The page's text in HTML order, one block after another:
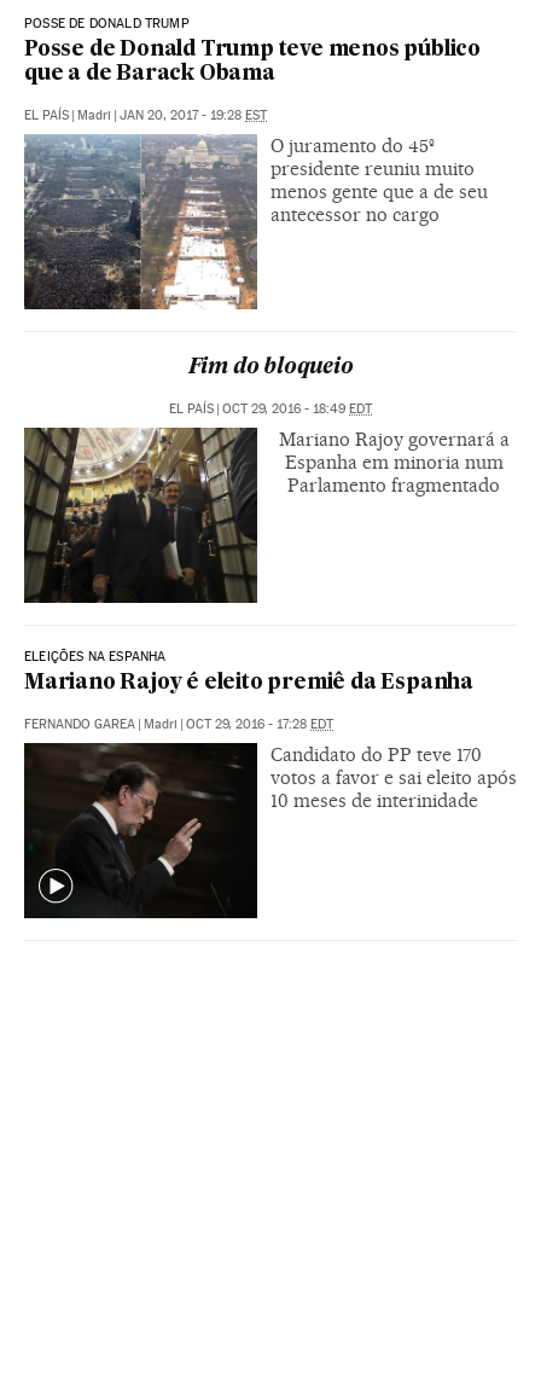
POSSE DE DONALD TRUMP
Posse de Donald Trump teve menos público
que a de Barack Obama
EL PAÍS | Madri | JAN 20, 2017 - 19:28 EST
O juramento do 45º
presidente reuniu muito
menos gente que a de seu
antecessor no cargo
Fim do bloqueio
EL PAÍS | OCT 29, 2016 - 18:49 EDT
Mariano Rajoy governará a
Espanha em minoria num
Parlamento fragmentado
ELEIÇÕES NA ESPANHA
Mariano Rajoy é eleito premiê da Espanha
FERNANDO GAREA | Madri | OCT 29, 2016 - 17:28 EDT
Candidato do PP teve 170
votos a favor e sai eleito após
10 meses de interinidade